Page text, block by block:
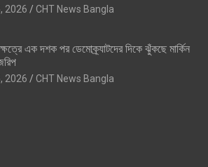
2026 CHT News Bangla
এক দশক পর ডেমোক্র্যাটদের দিকে ঝুঁকছে মার্কিন
2026 CHT News Bangla